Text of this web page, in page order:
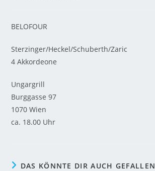
BELOFOUR
Sterzinger/Heckel/Schuberth/Zaric
4 Akkordeone
Ungargrill
Burggasse 97
1070 Wien
ca. 18.00 Uhr
DAS KÖNNTE DIR AUCH GEFALLEN